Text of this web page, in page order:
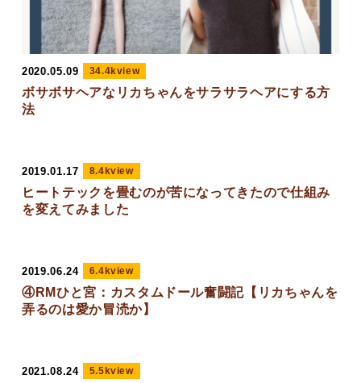
2020.05.09 34.4kview
ボサボサヘアなリカちゃんをサラサラヘアにする方
法
2019.01.17 8.4kview
ヒートテックを畳むのが苦になってきたので仕組み
を変えてみました
2019.06.24 6.4kview
④RMひと宮：カスタムドール奮闘記【リカちゃんを
弄るのは愛か冒涜か】
2021.08.24 5.5kview